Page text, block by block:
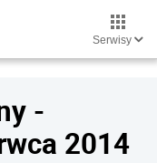
Serwisy
-
2014